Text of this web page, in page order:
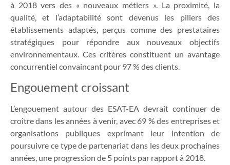
à 2018 vers des « nouveaux métiers ». La proximité, la
qualité, et l’adaptabilité sont devenus les piliers des
établissements adaptés, perçus comme des prestataires
stratégiques pour répondre aux nouveaux objectifs
environnementaux. Ces critères constituent un avantage
concurrentiel convaincant pour 97 % des clients.
Engouement croissant
L’engouement autour des ESAT-EA devrait continuer de
croître dans les années à venir, avec 69 % des entreprises et
organisations publiques exprimant leur intention de
poursuivre ce type de partenariat dans les deux prochaines
années, une progression de 5 points par rapport à 2018.